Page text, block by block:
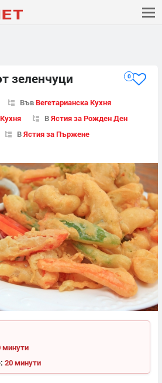
зеленчуци 0
ВъвВегетарианска Кухня
ВЯстия за Рожден Ден
ВЯстия за Пържене
минути
20 минути